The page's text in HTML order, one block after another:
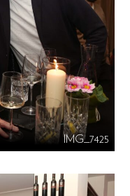
IMG_7425